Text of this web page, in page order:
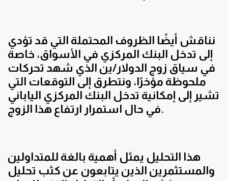
نناقش أيضًا الظروف المحتملة التي قد تؤدي
إلى تدخل البنك المركزي في الأسواق، خاصة
في سياق زوج الدولار/ين الذي شهد تحركات
ملحوظة مؤخرًا، ونتطرق إلى التوقعات التي
تشير إلى إمكانية تدخل البنك المركزي الياباني
في حال استمرار ارتفاع هذا الزوج.
هذا التحليل يمثل أهمية بالغة للمتداولين
والمستثمرين الذين يتابعون عن كثب تحليل